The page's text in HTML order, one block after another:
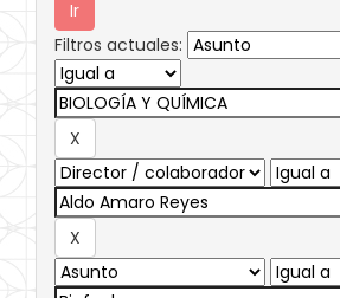
Filtros actuales: